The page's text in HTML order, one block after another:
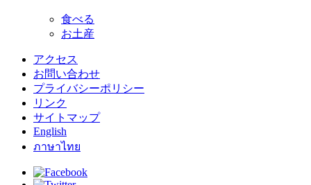
食べる
お土産
アクセス
お問い合わせ
プライバシーポリシー
リンク
サイトマップ
English
ภาษาไทย